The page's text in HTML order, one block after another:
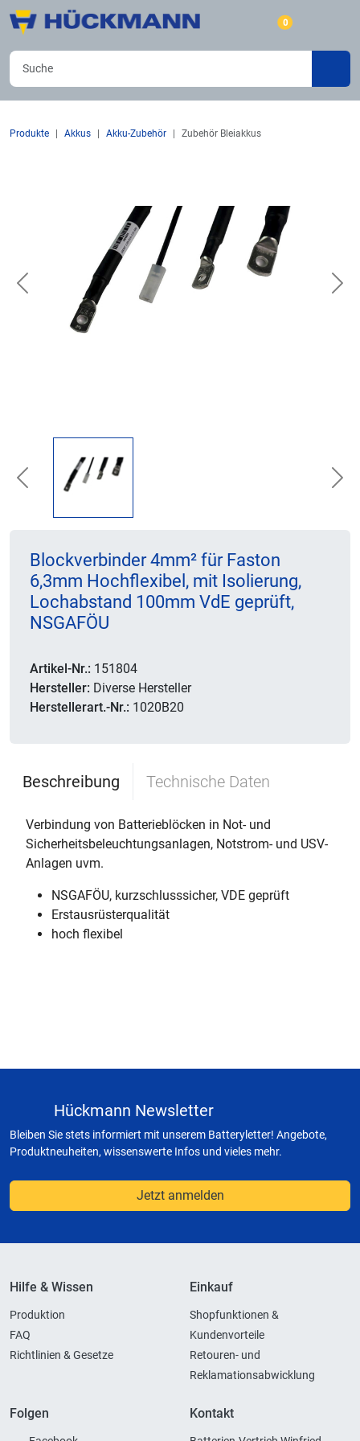
0
Produkte Akkus Akku-Zubehör Zubehör Bleiakkus
Previous
Previous
Blockverbinder 4mm² für Faston
6,3mm Hochflexibel, mit Isolierung,
Lochabstand 100mm VdE geprüft,
NSGAFÖU
Artikel-Nr.: 151804
Hersteller: Diverse Hersteller
Herstellerart.-Nr.: 1020B20
Beschreibung Technische Daten
Verbindung von Batterieblöcken in Not- und
Sicherheitsbeleuchtungsanlagen, Notstrom- und USV-
Anlagen uvm.
NSGAFÖU, kurzschlusssicher, VDE geprüft
Erstausrüsterqualität
hoch flexibel
Hückmann Newsletter
Bleiben Sie stets informiert mit unserem Batteryletter! Angebote,
Produktneuheiten, wissenswerte Infos und vieles mehr.
Jetzt anmelden
Hilfe & Wissen
Produktion
FAQ
Richtlinien & Gesetze
Einkauf
Shopfunktionen &
Kundenvorteile
Retouren- und
Reklamationsabwicklung
Folgen Kontakt